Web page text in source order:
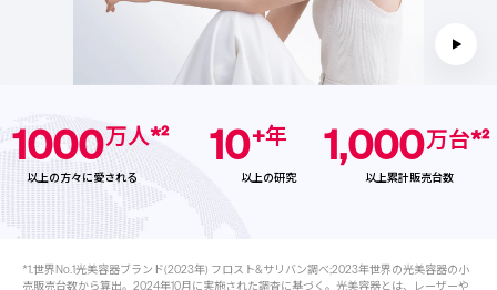
1000万人*²
以上の方々に愛される
10+年
以上の研究
1,000万台*²
以上累計販売台数
*1.世界No.1光美容器ブランド(2023年) フロスト&サリバン調べ;2023年世界の光美容器の小
売販売台数から算出。2024年10月に実施された調査に基づく。光美容器とは、レーザーや